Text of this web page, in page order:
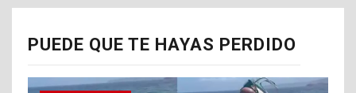
PUEDE QUE TE HAYAS PERDIDO